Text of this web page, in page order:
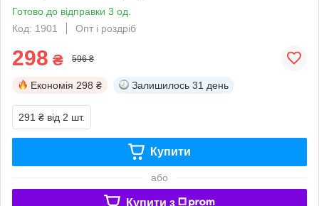
Готово до відправки 3 од.
Код: 1901
Опт і роздріб
298 ₴ 596 ₴
Економія 298 ₴ Залишилось 31 день
291 ₴ від 2 шт.
Купити
або
Купити з